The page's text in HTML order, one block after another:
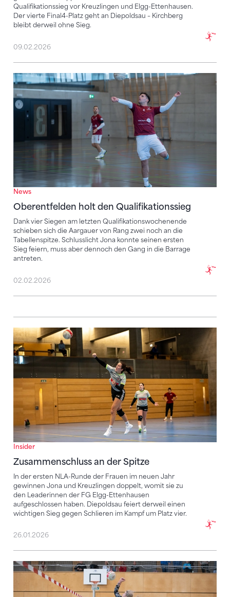
Qualifikationssieg vor Kreuzlingen und Elgg-Ettenhausen.
Der vierte Final4-Platz geht an Diepoldsau – Kirchberg
bleibt derweil ohne Sieg.
09.02.2026
News
Oberentfelden holt den Qualifikationssieg
Dank vier Siegen am letzten Qualifikationswochenende
schieben sich die Aargauer von Rang zwei noch an die
Tabellenspitze. Schlusslicht Jona konnte seinen ersten
Sieg feiern, muss aber dennoch den Gang in die Barrage
antreten.
Oberentfelden holt den Qualifikationssieg
02.02.2026
Insider
Zusammenschluss an der Spitze
In der ersten NLA-Runde der Frauen im neuen Jahr
gewinnen Jona und Kreuzlingen doppelt, womit sie zu
den Leaderinnen der FG Elgg-Ettenhausen
aufgeschlossen haben. Diepoldsau feiert derweil einen
wichtigen Sieg gegen Schlieren im Kampf um Platz vier.
Zusammenschluss an der Spitze
26.01.2026
Elgg-Ettenhausen bleibt trotz Niederlage an der